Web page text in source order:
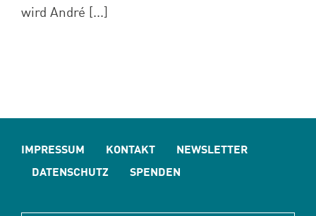
wird André [...]
IMPRESSUM KONTAKT
NEWSLETTER
DATENSCHUTZ
SPENDEN